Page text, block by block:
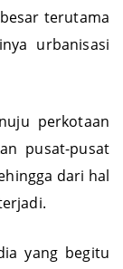
terutama
urbanisasi
perkotaan
pusat-pusat
dari hal
yang begitu